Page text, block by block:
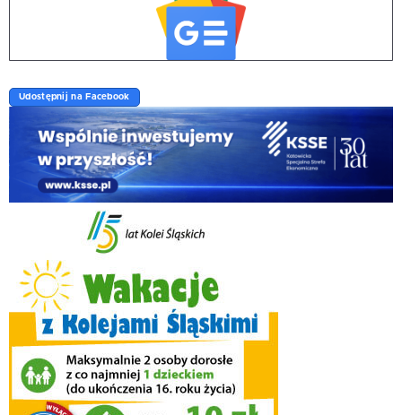
Udostępnij na Facebook